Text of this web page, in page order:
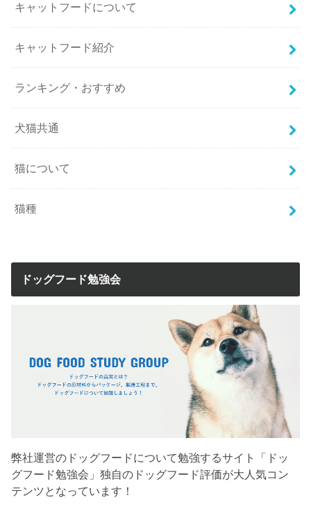
キャットフードについて
キャットフード紹介
ランキング・おすすめ
犬猫共通
猫について
猫種
ドッグフード勉強会
弊社運営のドッグフードについて勉強するサイト「ドッ
グフード勉強会」独自のドッグフード評価が大人気コン
テンツとなっています！